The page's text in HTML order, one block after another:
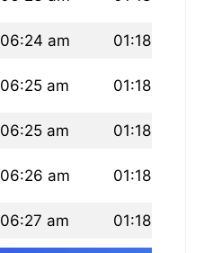
06:24 am 01:18 pm
06:25 am 01:18 pm
06:25 am 01:18 pm
06:26 am 01:18 pm
06:27 am 01:18 pm